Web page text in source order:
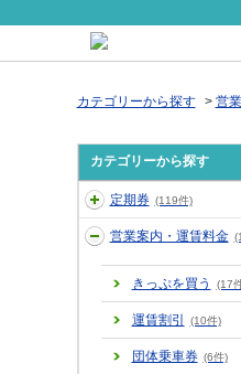
カテゴリーから探す > 営
カテゴリーから探す
定期券 (119件)
営業案内・運賃料金
きっぷを買う (17
運賃割引 (10件)
団体乗車券 (6件)